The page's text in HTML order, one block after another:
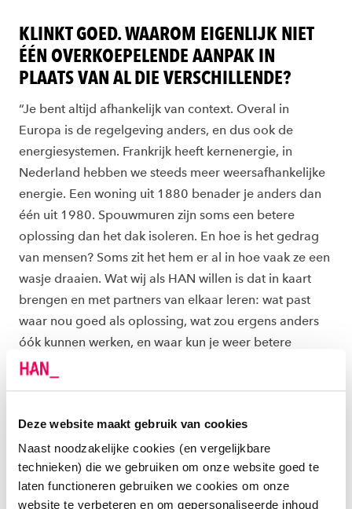
Deze website maakt gebruik van cookies
Naast noodzakelijke cookies (en vergelijkbare
technieken) die we gebruiken om onze website goed te
laten functioneren gebruiken we cookies om onze
website te verbeteren en om gepersonaliseerde inhoud
KLINKT GOED. WAAROM EIGENLIJK NIET
ÉÉN OVERKOEPELENDE AANPAK IN
PLAATS VAN AL DIE VERSCHILLENDE?
“Je bent altijd afhankelijk van context. Overal in
Europa is de regelgeving anders, en dus ook de
energiesystemen. Frankrijk heeft kernenergie, in
Nederland hebben we steeds meer weersafhankelijke
energie. Een woning uit 1880 benader je anders dan
één uit 1980. Spouwmuren zijn soms een betere
oplossing dan het dak isoleren. En hoe is het gedrag
van mensen? Soms zit het hem er al in hoe vaak ze een
wasje draaien. Wat wij als HAN willen is dat in kaart
brengen en met partners van elkaar leren: wat past
waar nou goed als oplossing, wat zou ergens anders
óók kunnen werken, en waar kun je weer betere
aanpakken combineren?”
PROJECT ESSENTIEEL. HOE BEREIK JE
BEWONERS?
“Ook daarin zal samenwerking straks heel belangrijk